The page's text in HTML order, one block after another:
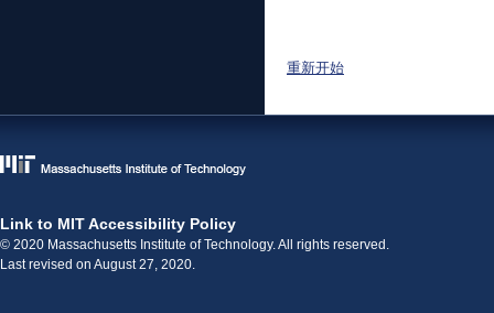
重新开始
Link to MIT Accessibility Policy
© 2020 Massachusetts Institute of Technology. All rights reserved.
Last revised on August 27, 2020.